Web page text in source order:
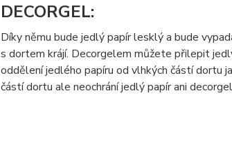
DECORGEL:
Díky němu bude jedlý papír lesklý a bude
s dortem krájí. Decorgelem můžete přilepit
oddělení jedlého papíru od vlhkých částí dortu
částí dortu ale neochrání jedlý papír ani